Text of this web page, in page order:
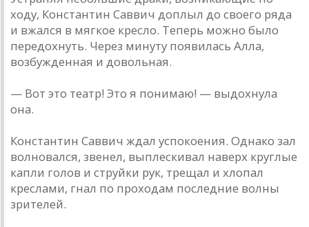
ходу, Константин Саввич доплыл до своего ряда
и вжался в мягкое кресло. Теперь можно было
передохнуть. Через минуту появилась Алла,
возбужденная и довольная.
— Вот это театр! Это я понимаю! — выдохнула
она.
Константин Саввич ждал успокоения. Однако зал
волновался, звенел, выплескивал наверх круглые
капли голов и струйки рук, трещал и хлопал
креслами, гнал по проходам последние волны
зрителей.